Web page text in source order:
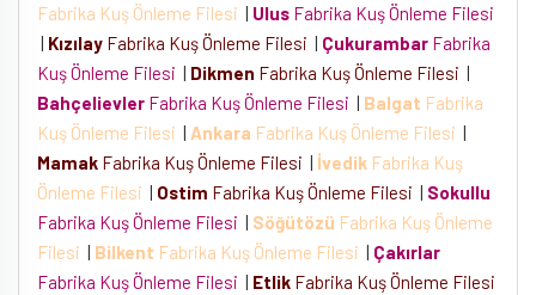
Fabrika Kuş Önleme Filesi | Ulus Fabrika Kuş Önleme Filesi
| Kızılay Fabrika Kuş Önleme Filesi | Çukurambar Fabrika
Kuş Önleme Filesi | Dikmen Fabrika Kuş Önleme Filesi |
Bahçelievler Fabrika Kuş Önleme Filesi | Balgat Fabrika
Kuş Önleme Filesi | Ankara Fabrika Kuş Önleme Filesi |
Mamak Fabrika Kuş Önleme Filesi | İvedik Fabrika Kuş
Önleme Filesi | Ostim Fabrika Kuş Önleme Filesi | Sokullu
Fabrika Kuş Önleme Filesi | Söğütözü Fabrika Kuş Önleme
Filesi | Bilkent Fabrika Kuş Önleme Filesi | Çakırlar
Fabrika Kuş Önleme Filesi | Etlik Fabrika Kuş Önleme Filesi